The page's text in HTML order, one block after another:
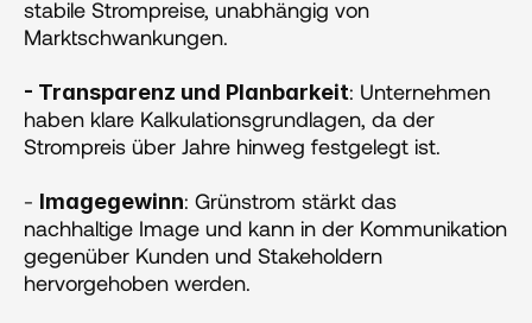
stabile Strompreise, unabhängig von
Marktschwankungen.
- Transparenz und Planbarkeit: Unternehmen
haben klare Kalkulationsgrundlagen, da der
Strompreis über Jahre hinweg festgelegt ist.
- Imagegewinn: Grünstrom stärkt das
nachhaltige Image und kann in der Kommunikation
gegenüber Kunden und Stakeholdern
hervorgehoben werden​​.